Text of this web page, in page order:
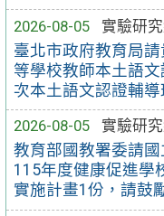
2026-08-05
實驗研
臺北市政府教育局
等學校教師本土語
次本土語文認證輔導
2026-08-05
實驗研
教育部國教署委請
115年度健康促進學
實施計畫1份，請鼓